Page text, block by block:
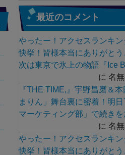
最近のコメント
やったー！アクセスランキ
快挙！皆様本当にありがとう
次は東京で氷上の物語『Ice
に 名
『THE TIME,』宇野昌磨＆
まりん」舞台裏に密着！明
マーケティング部」で続きを
に 名
やったー！アクセスランキ
快挙！皆様本当にありがとう